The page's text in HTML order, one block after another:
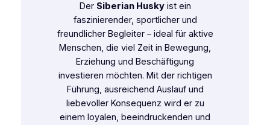
Der Siberian Huskyist ein
faszinierender, sportlicher und
freundlicher Begleiter – ideal für aktive
Menschen, die viel Zeit in Bewegung,
Erziehung und Beschäftigung
investieren möchten. Mit der richtigen
Führung, ausreichend Auslauf und
liebevoller Konsequenz wird er zu
einem loyalen, beeindruckenden und